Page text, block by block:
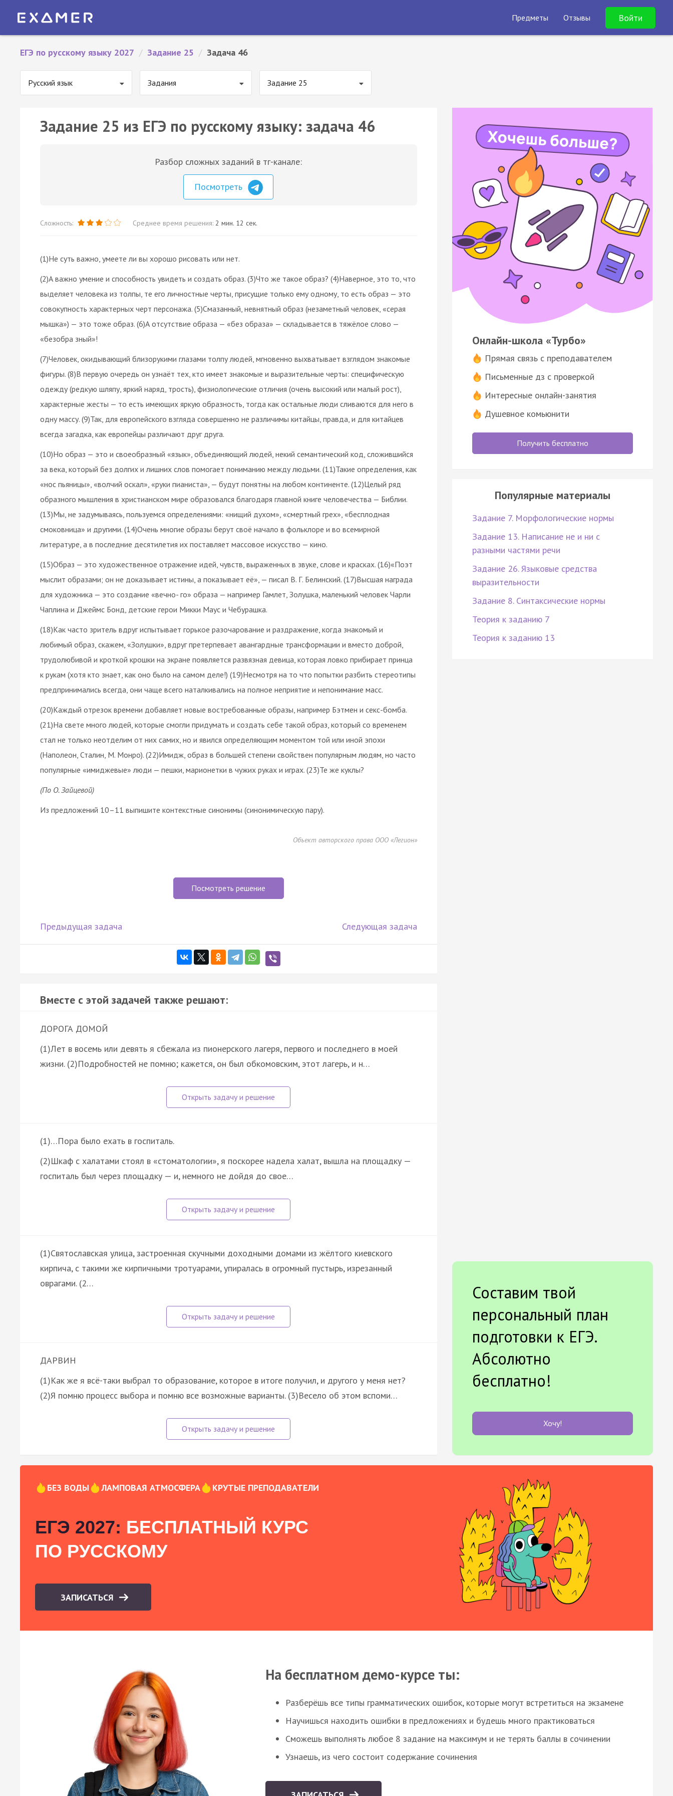
Предметы Отзывы Войти
ЕГЭ по русскому языку 2027 / Задание 25 / Задача 46
Русский язык Задания Задание 25
Задание 25 из ЕГЭ по русскому языку: задача 46
Разбор сложных заданий в тг-канале:
Посмотреть
Сложность: Среднее время решения: 2 мин. 12 сек.
(1)Не суть важно, умеете ли вы хорошо рисовать или нет.
(2)А важно умение и способность увидеть и создать образ. (3)Что же такое образ? (4)Наверное, это то, что
выделяет человека из толпы, те его личностные черты, присущие только ему одному, то есть образ — это
совокупность характерных черт персонажа. (5)Смазанный, невнятный образ (незаметный человек, «серая
мышка») — это тоже образ. (6)А отсутствие образа — «без образа» — складывается в тяжёлое слово —
«безобра зный»!
(7)Человек, окидывающий близорукими глазами толпу людей, мгновенно выхватывает взглядом знакомые
фигуры. (8)В первую очередь он узнаёт тех, кто имеет знакомые и выразительные черты: специфическую
одежду (редкую шляпу, яркий наряд, трость), физиологические отличия (очень высокий или малый рост),
характерные жесты — то есть имеющих яркую образность, тогда как остальные люди сливаются для него в
одну массу. (9)Так, для европейского взгляда совершенно не различимы китайцы, правда, и для китайцев
всегда загадка, как европейцы различают друг друга.
(10)Но образ — это и своеобразный «язык», объединяющий людей, некий семантический код, сложившийся
за века, который без долгих и лишних слов помогает пониманию между людьми. (11)Такие определения, как
«нос пьяницы», «волчий оскал», «руки пианиста», — будут понятны на любом континенте. (12)Целый ряд
образного мышления в христианском мире образовался благодаря главной книге человечества — Библии.
(13)Мы, не задумываясь, пользуемся определениями: «нищий духом», «смертный грех», «бесплодная
смоковница» и другими. (14)Очень многие образы берут своё начало в фольклоре и во всемирной
литературе, а в последние десятилетия их поставляет массовое искусство — кино.
(15)Образ — это художественное отражение идей, чувств, выраженных в звуке, слове и красках. (16)«Поэт
мыслит образами; он не доказывает истины, а показывает её», — писал В. Г. Белинский. (17)Высшая награда
для художника — это создание «вечно- го» образа — например Гамлет, Золушка, маленький человек Чарли
Чаплина и Джеймс Бонд, детские герои Микки Маус и Чебурашка.
(18)Как часто зритель вдруг испытывает горькое разочарование и раздражение, когда знакомый и
любимый образ, скажем, «Золушки», вдруг претерпевает авангардные трансформации и вместо доброй,
трудолюбивой и кроткой крошки на экране появляется развязная девица, которая ловко прибирает принца
к рукам (хотя кто знает, как оно было на самом деле!) (19)Несмотря на то что попытки разбить стереотипы
предпринимались всегда, они чаще всего наталкивались на полное неприятие и непонимание масс.
(20)Каждый отрезок времени добавляет новые востребованные образы, например Бэтмен и секс-бомба.
(21)На свете много людей, которые смогли придумать и создать себе такой образ, который со временем
стал не только неотделим от них самих, но и явился определяющим моментом той или иной эпохи
(Наполеон, Сталин, М. Монро). (22)Имидж, образ в большей степени свойствен популярным людям, но часто
популярные «имиджевые» люди — пешки, марионетки в чужих руках и играх. (23)Те же куклы?
(По О. Зайцевой)
Из предложений 10–11 выпишите контекстные синонимы (синонимическую пару).
Объект авторского права ООО «Легион»
Посмотреть решение
Предыдущая задача Следующая задача
Вместе с этой задачей также решают:
ДОРОГА ДОМОЙ
(1)Лет в восемь или девять я сбежала из пионерского лагеря, первого и последнего в моей
жизни. (2)Подробностей не помню; кажется, он был обкомовским, этот лагерь, и н…
(1)…Пора было ехать в госпиталь.
(2)Шкаф с халатами стоял в «стоматологии», я поскорее надела халат, вышла на площадку —
госпиталь был через площадку — и, немного не дойдя до свое…
(1)Святославская улица, застроенная скучными доходными домами из жёлтого киевского
кирпича, с такими же кирпичными тротуарами, упиралась в огромный пустырь, изрезанный
оврагами. (2…
ДАРВИН
(1)Как же я всё-таки выбрал то образование, которое в итоге получил, и другого у меня нет?
(2)Я помню процесс выбора и помню все возможные варианты. (3)Весело об этом вспоми…
Онлайн-школа «Турбо»
Прямая связь с преподавателем
Письменные дз с проверкой
Интересные онлайн-занятия
Душевное комьюнити
Получить бесплатно
Популярные материалы
Задание 7. Морфологические нормы
Задание 13. Написание не и ни с
разными частями речи
Задание 26. Языковые средства
выразительности
Задание 8. Синтаксические нормы
Теория к заданию 7
Теория к заданию 13
Составим твой
персональный план
подготовки к ЕГЭ.
Абсолютно
бесплатно!
Хочу!
БЕЗ ВОДЫ ЛАМПОВАЯ АТМОСФЕРА КРУТЫЕ ПРЕПОДАВАТЕЛИ
ЕГЭ 2027: БЕСПЛАТНЫЙ КУРС
ПО РУССКОМУ
ЗАПИСАТЬСЯ
На бесплатном демо-курсе ты:
Разберёшь все типы грамматических ошибок, которые могут встретиться на экзамене
Научишься находить ошибки в предложениях и будешь много практиковаться
Сможешь выполнять любое 8 задание на максимум и не терять баллы в сочинении
Узнаешь, из чего состоит содержание сочинения